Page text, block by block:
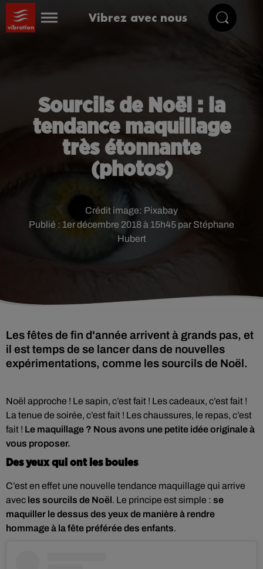
Vibrez avec nous
Sourcils de Noël : la
tendance maquillage
très étonnante
(photos)
Publié : 1er décembre 2018 à 15h45 par Stéphane
Hubert
Crédit image: Pixabay
Les fêtes de fin d'année arrivent à grands pas, et
il est temps de se lancer dans de nouvelles
expérimentations, comme les sourcils de Noël.
Noël approche ! Le sapin, c’est fait ! Les cadeaux, c’est fait !
La tenue de soirée, c’est fait ! Les chaussures, le repas, c’est
fait ! Le maquillage ? Nous avons une petite idée originale à
vous proposer.
Des yeux qui ont les boules
C’est en effet une nouvelle tendance maquillage qui arrive
avec les sourcils de Noël. Le principe est simple : se
maquiller le dessus des yeux de manière à rendre
hommage à la fête préférée des enfants.